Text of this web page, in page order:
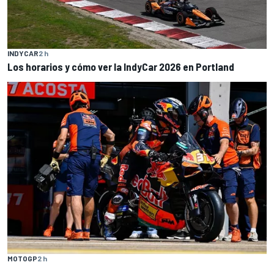
INDYCAR2 h
Los horarios y cómo ver la IndyCar 2026 en Portland
MOTOGP2 h